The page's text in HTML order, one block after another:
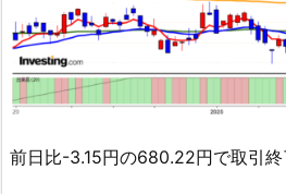
前日比-3.15円の680.22円で取引終